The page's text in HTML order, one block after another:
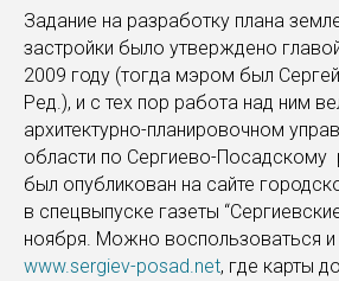
Задание на разработку плана
застройки было утверждено
2009 году (тогда мэром был
Ред.), и с тех пор работа над ним
архитектурно-планировочном
области по Сергиево-Посадскому
был опубликован на сайте
в спецвыпуске газеты
ноября. Можно воспользоваться и
www.sergiev-posad.net, где карты